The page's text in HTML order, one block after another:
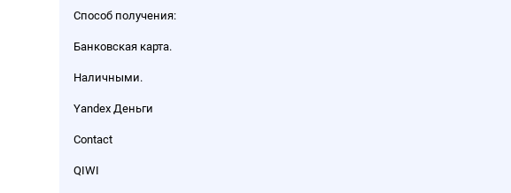
Способ получения:
Банковская карта.
Наличными.
Yandex Деньги
Contact
QIWI